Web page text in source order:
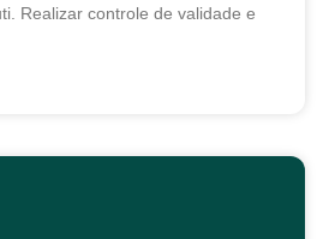
Realizar controle de validade e